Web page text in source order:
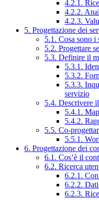
4.2.1.
4.2.2.
4.2.3.
5. Progettazione dei
5.1. Cosa sono i
5.2. Progettare
5.3. Definire il
5.3.1.
5.3.2.
5.3.3.
servizio
5.4. Descrivere
5.4.1.
5.4.2.
5.5. Co-
5.5.1.
6. Progettazione dei
6.1. Cos’è il
6.2. Ricerca
6.2.1.
6.2.2.
6.2.3.